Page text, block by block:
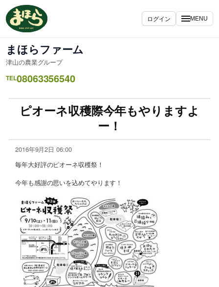
ログイン MENU
まほらファーム
津山の農業グループ
TEL08063356540
ピオーネ収穫際今年もやりますよ
ー！
2016年9月2日 06:00
毎年大好評のピオーネ収穫祭！
今年も感謝の思いを込めてやります！